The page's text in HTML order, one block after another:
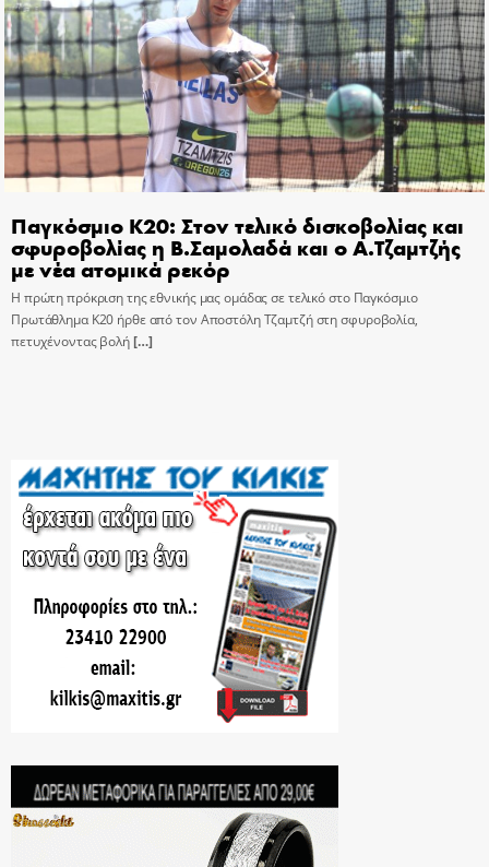
Παγκόσμιο Κ20: Στον τελικό δισκοβολίας και
σφυροβολίας η Β.Σαμολαδά και ο Α.Τζαμτζής
με νέα ατομικά ρεκόρ
Η πρώτη πρόκριση της εθνικής μας ομάδας σε τελικό στο Παγκόσμιο
Πρωτάθλημα Κ20 ήρθε από τον Αποστόλη Τζαμτζή στη σφυροβολία,
πετυχένοντας βολή[…]